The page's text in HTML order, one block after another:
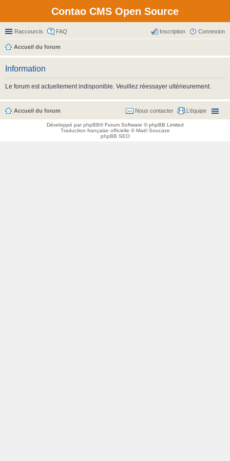
Contao CMS Open Source
Raccourcis FAQ Connexion
Inscription
Accueil du forum
Information
Le forum est actuellement indisponible. Veuillez réessayer ultérieurement.
Accueil du forum L’équipe
Nous contacter
Développé parphpBB® Forum Software © phpBB Limited
Traduction française officielle ©Maël Soucaze
phpBB SEO